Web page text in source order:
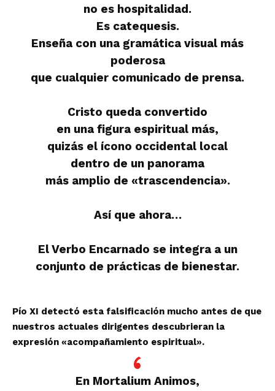
no es hospitalidad.
Es catequesis.
Enseña con una gramática visual más
poderosa
que cualquier comunicado de prensa.
Cristo queda convertido
en una figura espiritual más,
quizás el ícono occidental local
dentro de un panorama
más amplio de «trascendencia».
Así que ahora…
El Verbo Encarnado se integra a un
conjunto de prácticas de bienestar.
Pío XI detectó esta falsificación mucho antes de que
nuestros actuales dirigentes descubrieran la
expresión «acompañamiento espiritual».
En Mortalium Animos,